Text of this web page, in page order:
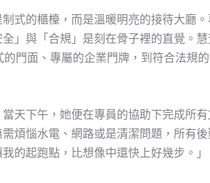
式的櫃檯，而是溫暖明亮的接待大廳
」與「合規」是刻在骨子裡的直覺。
面、專屬的企業門牌，到符合法規
天下午，她便在專員的協助下完成所
煩惱水電、網路或是清潔問題，所有
的起跑點，比想像中還快上好幾步。」